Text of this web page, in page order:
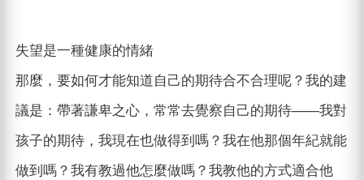
失望是一種健康的情緒
那麼，要如何才能知道自己的期待合不合理呢？我的建
議是：帶著謙卑之心，常常去覺察自己的期待——我對
孩子的期待，我現在也做得到嗎？我在他那個年紀就能
做到嗎？我有教過他怎麼做嗎？我教他的方式適合他